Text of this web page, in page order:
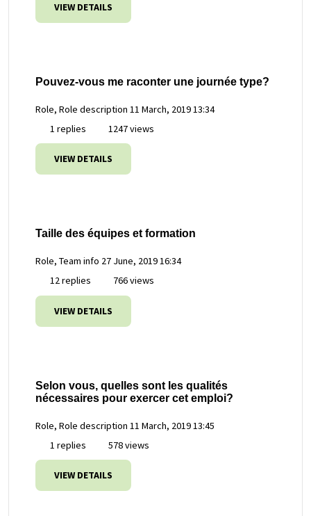
VIEW DETAILS
Pouvez-vous me raconter une journée type?
Role, Role description 11 March, 2019 13:34
1 replies
1247 views
VIEW DETAILS
Taille des équipes et formation
Role, Team info 27 June, 2019 16:34
12 replies
766 views
VIEW DETAILS
Selon vous, quelles sont les qualités
nécessaires pour exercer cet emploi?
Role, Role description 11 March, 2019 13:45
1 replies
578 views
VIEW DETAILS